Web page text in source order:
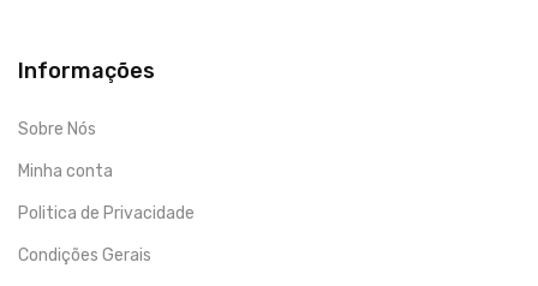
Informações
Sobre Nós
Minha conta
Politica de Privacidade
Condições Gerais